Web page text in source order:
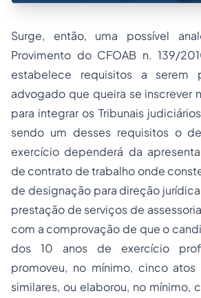
Surge, então, uma possível
Provimento do CFOAB n. 139/
estabelece requisitos a serem
advogado que queira se inscrever
para integrar os Tribunais
sendo um desses requisitos o
exercício dependerá da
de contrato de trabalho onde
de designação para direção
prestação de serviços de
com a comprovação de que o
dos 10 anos de exercício
promoveu, no mínimo, cinco
similares, ou elaborou, no mínimo,